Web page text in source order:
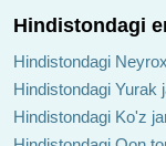
Hindistondagi
Hindistondagi
Hindistondagi Yurak
Hindistondagi Ko'z